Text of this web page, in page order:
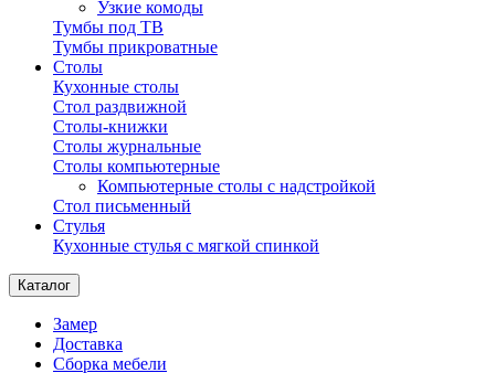
Узкие комоды
Тумбы под ТВ
Тумбы прикроватные
Столы
Кухонные столы
Стол раздвижной
Столы-книжки
Столы журнальные
Столы компьютерные
Компьютерные столы с надстройкой
Стол письменный
Стулья
Кухонные стулья с мягкой спинкой
Каталог
Замер
Доставка
Сборка мебели